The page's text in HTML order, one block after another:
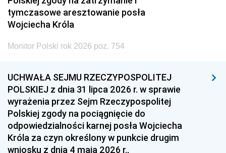
tymczasowe aresztowanie posła
Wojciecha Króla
Monitor Polski rok 2026 poz. 754
UCHWAŁA SEJMU RZECZYPOSPOLITEJ
POLSKIEJ z dnia 31 lipca 2026 r. w sprawie
wyrażenia przez Sejm Rzeczypospolitej
Polskiej zgody na pociągnięcie do
odpowiedzialności karnej posła Wojciecha
Króla za czyn określony w punkcie drugim
wniosku z dnia 4 maja 2026 r.,